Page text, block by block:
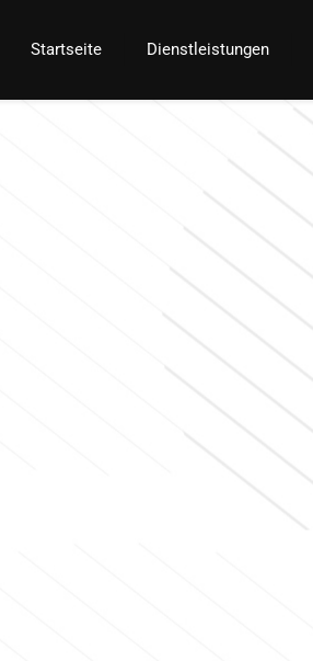
Startseite Dienstleistungen